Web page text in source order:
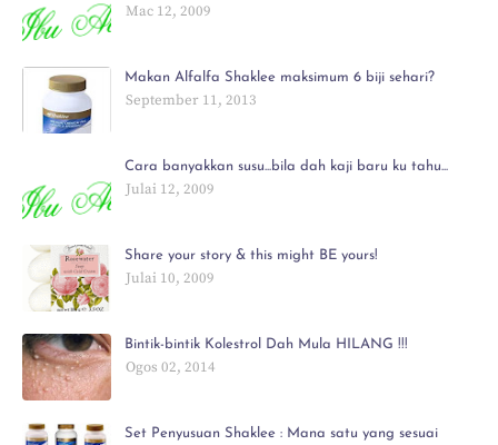
Mac 12, 2009
Makan Alfalfa Shaklee maksimum 6 biji sehari?
September 11, 2013
Cara banyakkan susu...bila dah kaji baru ku tahu...
Julai 12, 2009
Share your story & this might BE yours!
Julai 10, 2009
Bintik-bintik Kolestrol Dah Mula HILANG !!!
Ogos 02, 2014
Set Penyusuan Shaklee : Mana satu yang sesuai